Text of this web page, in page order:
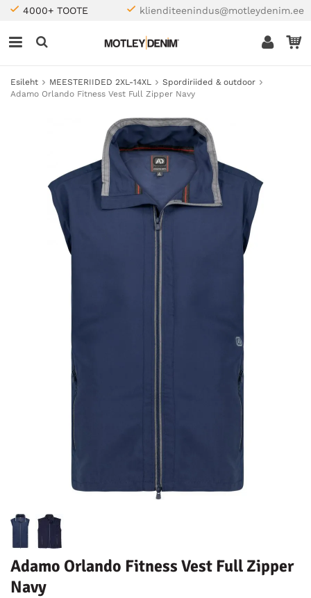
4000+ TOOTE klienditeenindus@motleydenim.ee
Esileht MEESTERIIDED 2XL-14XL
Spordiriided & outdoor
Adamo Orlando Fitness Vest Full Zipper Navy
Adamo Orlando Fitness Vest Full Zipper
Navy